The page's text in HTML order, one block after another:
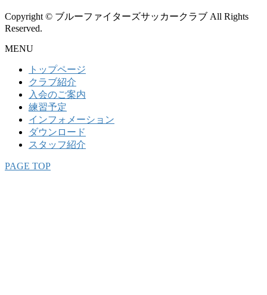
Copyright © ブルーファイターズサッカークラブ All Rights
Reserved.
MENU
トップページ
クラブ紹介
入会のご案内
練習予定
インフォメーション
ダウンロード
スタッフ紹介
PAGE TOP